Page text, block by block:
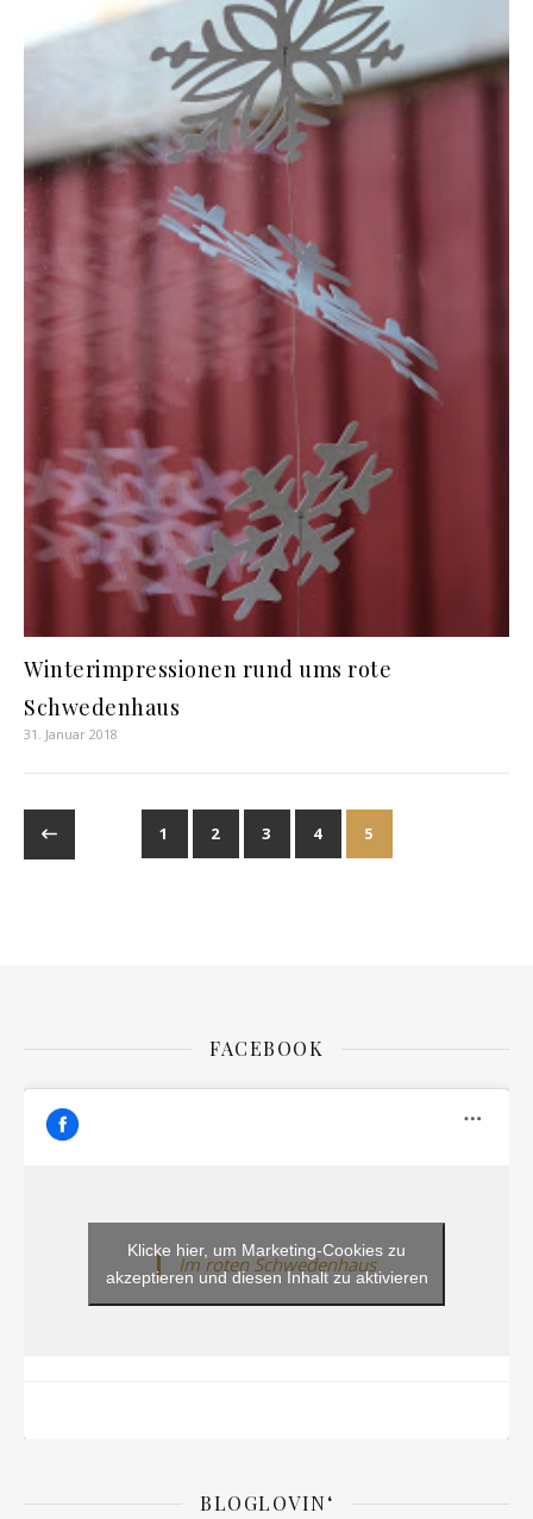
Winterimpressionen rund ums rote
Schwedenhaus
31. Januar 2018
1 2 3 4 5
FACEBOOK
Im roten Schwedenhaus
Klicke hier, um Marketing-Cookies zu
akzeptieren und diesen Inhalt zu aktivieren
BLOGLOVIN‘